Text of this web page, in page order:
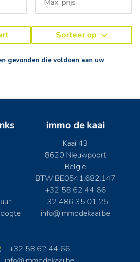
Sorteer op
gevonden die voldoen aan uw
immo de kaai
Kaai 43
8620 Nieuwpoort
België
BTW BE0541.682.147
+32 58 62 44 66
+32 486 35 01 25
info@immodekaai.be
+32 58 62 44 66